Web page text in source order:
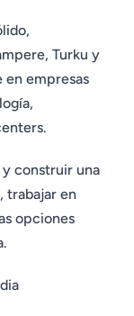
Turku y
en empresas
construir una
trabajar en
opciones